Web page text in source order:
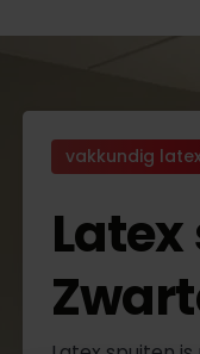
vakkundig